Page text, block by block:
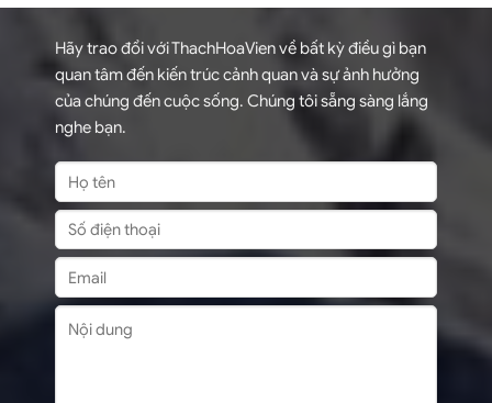
Hãy trao đổi với ThachHoaVien về bất kỳ điều gì bạn
quan tâm đến kiến trúc cảnh quan và sự ảnh hưởng
của chúng đến cuộc sống. Chúng tôi sẵng sàng lắng
nghe bạn.